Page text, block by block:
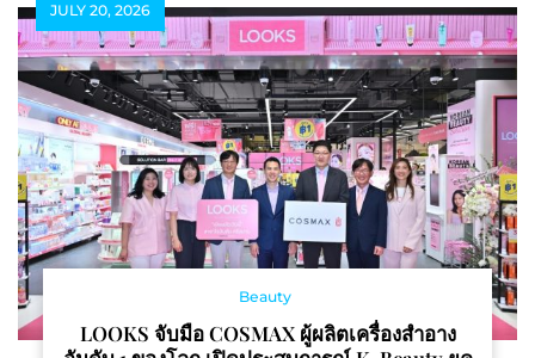
JULY 20, 2026
Beauty
LOOKS จับมือ COSMAX ผู้ผลิตเครื่องสำอาง